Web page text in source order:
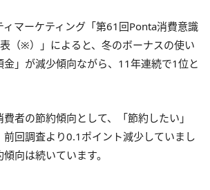
マーケティング「第61回Ponta消費意識
（※）」によると、冬のボーナスの使い
」が減少傾向ながら、11年連続で1位と
者の節約傾向として、「節約したい」
回調査より0.1ポイント減少していまし
向は続いています。